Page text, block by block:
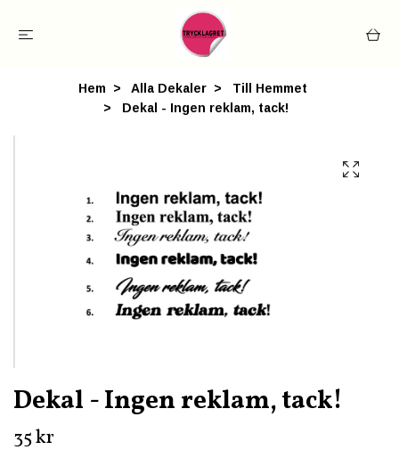
Hem Alla Dekaler
Till Hemmet
Dekal - Ingen reklam, tack!
Dekal - Ingen reklam, tack!
35 kr